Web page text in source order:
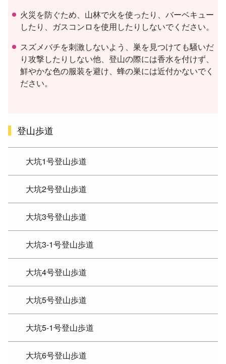
火災を防ぐため、山林で火を使ったり、バーベキュー
したり、ガスコンロを使用したりしないでください。
スズメバチを刺激しないよう、巣を見つけても騒いだ
り攻撃したりしない他、登山の際には香水を付けず、
鮮やかな色の服装を避け、蜂の巣には近付かないでく
ださい。
登山歩道
大坑1号登山歩道
大坑2号登山歩道
大坑3号登山歩道
大坑3-1号登山歩道
大坑4号登山歩道
大坑5号登山歩道
大坑5-1号登山歩道
大坑6号登山歩道